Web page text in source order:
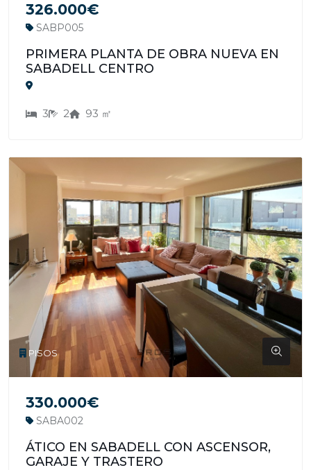
326.000€
SABP005
PRIMERA PLANTA DE OBRA NUEVA EN
SABADELL CENTRO
3 2 93 ㎡
PISOS
330.000€
SABA002
ÁTICO EN SABADELL CON ASCENSOR,
GARAJE Y TRASTERO